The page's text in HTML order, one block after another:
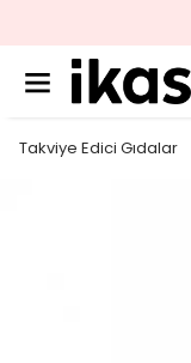
Takviye Edici Gıdalar